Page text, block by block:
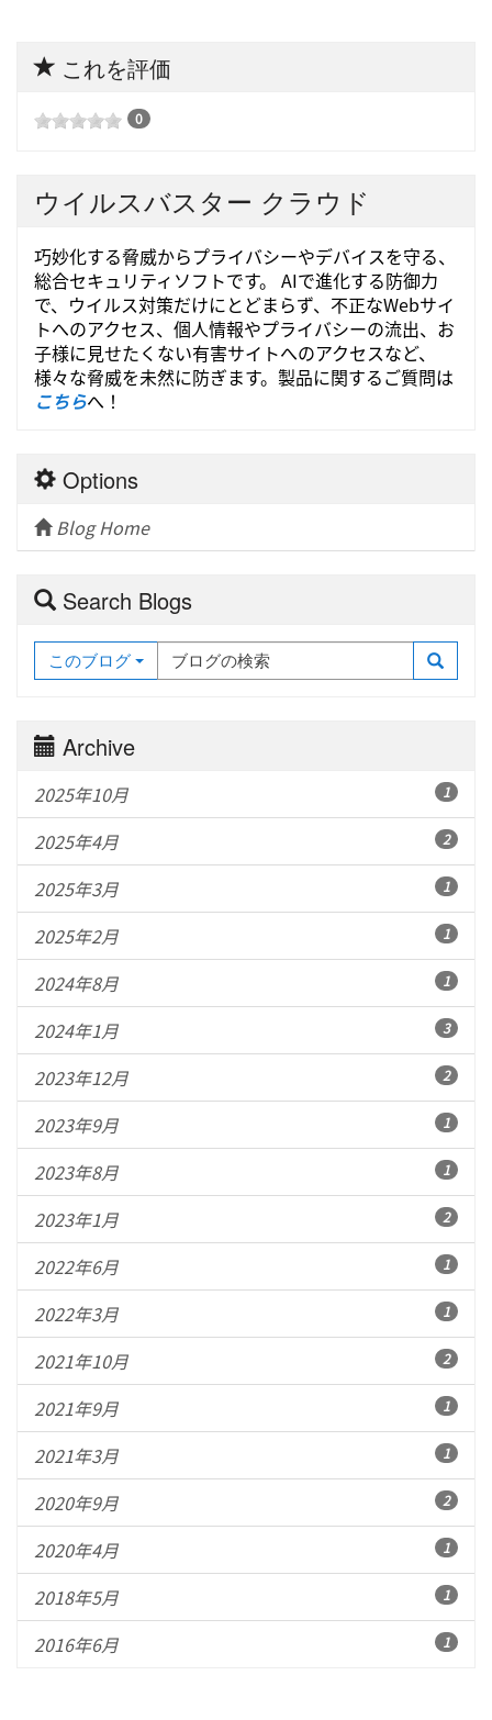
これを評価
0
ウイルスバスター クラウド
巧妙化する脅威からプライバシーやデバイスを守る、
総合セキュリティソフトです。 AIで進化する防御力
で、ウイルス対策だけにとどまらず、不正なWebサイ
トへのアクセス、個人情報やプライバシーの流出、お
子様に見せたくない有害サイトへのアクセスなど、
様々な脅威を未然に防ぎます。製品に関するご質問は
こちらへ！
Options
Blog Home
Search Blogs
このブログ
Archive
2025年10月 1
2025年4月 2
2025年3月 1
2025年2月 1
2024年8月 1
2024年1月 3
2023年12月 2
2023年9月 1
2023年8月 1
2023年1月 2
2022年6月 1
2022年3月 1
2021年10月 2
2021年9月 1
2021年3月 1
2020年9月 2
2020年4月 1
2018年5月 1
2016年6月 1